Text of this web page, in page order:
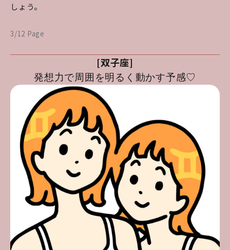
しょう。
3/12 Page
[双子座]
発想力で周囲を明るく動かす予感♡